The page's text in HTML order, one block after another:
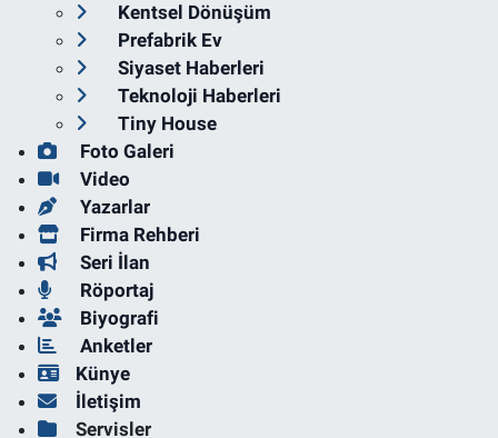
Kentsel Dönüşüm
Prefabrik Ev
Siyaset Haberleri
Teknoloji Haberleri
Tiny House
Foto Galeri
Video
Yazarlar
Firma Rehberi
Seri İlan
Röportaj
Biyografi
Anketler
Künye
İletişim
Servisler